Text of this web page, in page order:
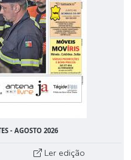
- AGOSTO 2026
Ler edição